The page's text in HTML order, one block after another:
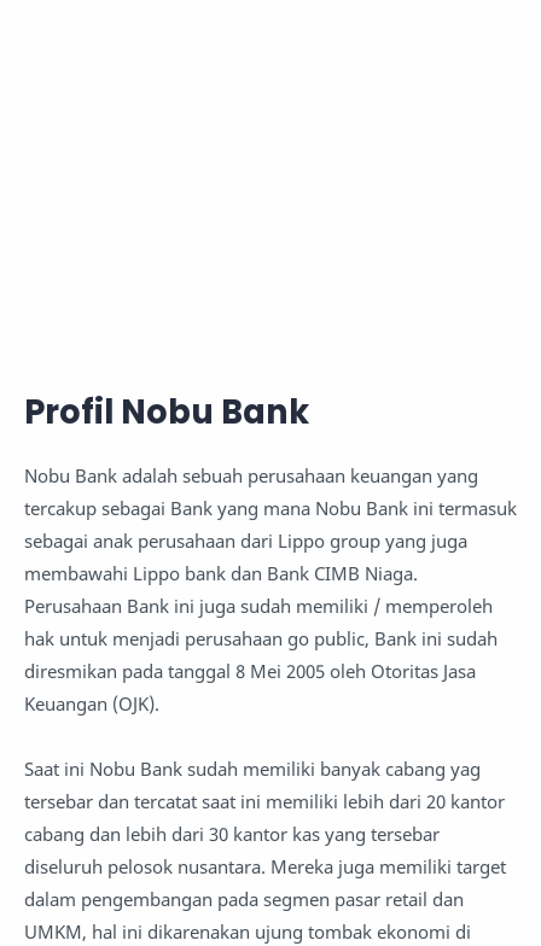
Profil Nobu Bank
Nobu Bank adalah sebuah perusahaan keuangan yang
tercakup sebagai Bank yang mana Nobu Bank ini termasuk
sebagai anak perusahaan dari Lippo group yang juga
membawahi Lippo bank dan Bank CIMB Niaga.
Perusahaan Bank ini juga sudah memiliki / memperoleh
hak untuk menjadi perusahaan go public, Bank ini sudah
diresmikan pada tanggal 8 Mei 2005 oleh Otoritas Jasa
Keuangan (OJK).
Saat ini Nobu Bank sudah memiliki banyak cabang yag
tersebar dan tercatat saat ini memiliki lebih dari 20 kantor
cabang dan lebih dari 30 kantor kas yang tersebar
diseluruh pelosok nusantara. Mereka juga memiliki target
dalam pengembangan pada segmen pasar retail dan
UMKM, hal ini dikarenakan ujung tombak ekonomi di